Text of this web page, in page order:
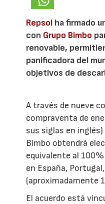
Repsol ha firmado
con Grupo Bimbo
renovable,
panificadora del
objetivos de
A través de nueve
compraventa de
sus siglas en
Bimbo obtendrá
equivalente al
en España,
(aproximadamente
El acuerdo está